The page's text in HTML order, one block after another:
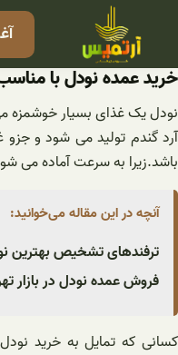
خرید عمده نودل با
نودل یک غذای بسیار خوشمزه
آرد گندم تولید می شود و
باشد.زیرا به سرعت آماده می
آنچه در این مقاله می‌خوانید:
ترفندهای تشخیص بهترین
فروش عمده نودل در بازار
کسانی که تمایل به خرید